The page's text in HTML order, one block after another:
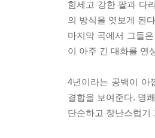
힘세고 강한 팔과 다
의 방식을 엿보게 된
마지막 곡에서 그들
이 아주 긴 대화를 연
4년이라는 공백이 아
결합을 보여준다. 명
단순하고 장난스럽기